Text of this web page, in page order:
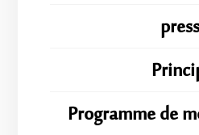
Programme de